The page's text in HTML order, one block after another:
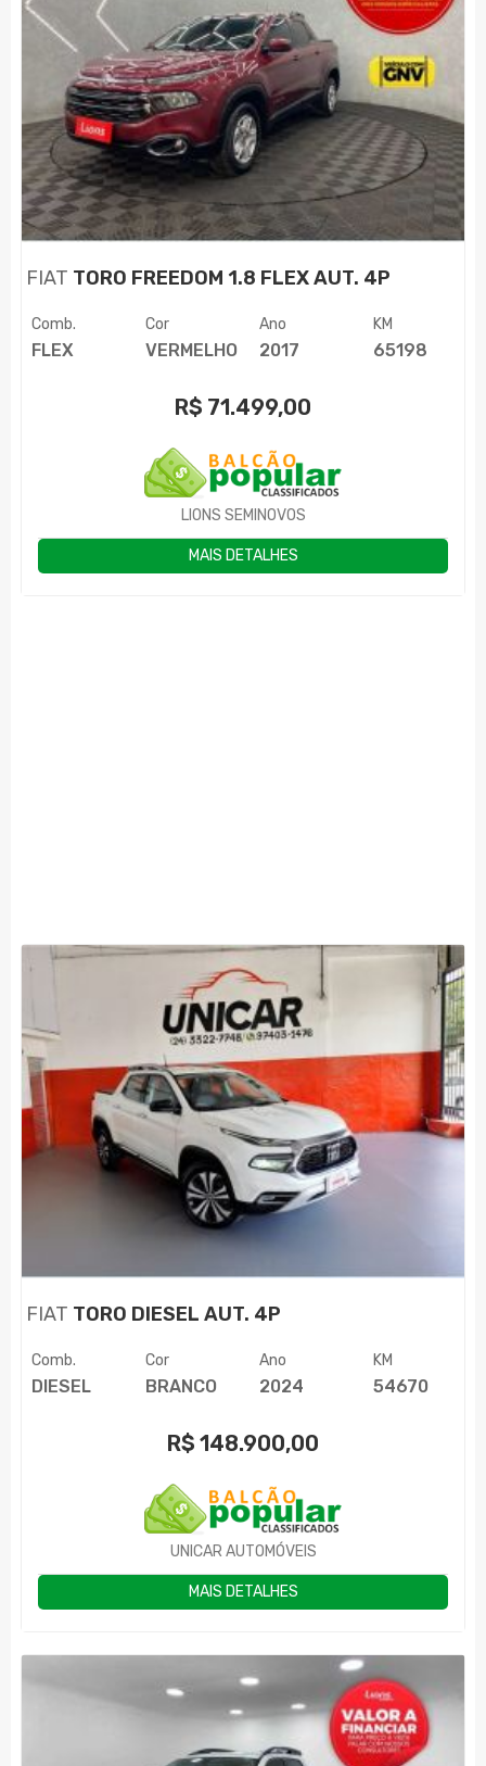
FIAT TORO FREEDOM 1.8 FLEX AUT. 4P
Comb.
FLEX
Cor
VERMELHO
Ano
2017
KM
65198
R$ 71.499,00
LIONS SEMINOVOS
MAIS DETALHES
FIAT TORO DIESEL AUT. 4P
Comb.
DIESEL
Cor
BRANCO
Ano
2024
KM
54670
R$ 148.900,00
UNICAR AUTOMÓVEIS
MAIS DETALHES